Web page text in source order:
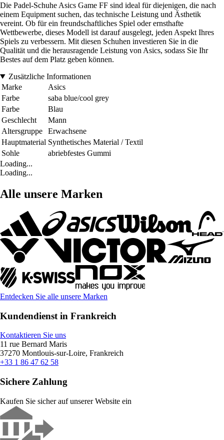
Die Padel-Schuhe Asics Game FF sind ideal für diejenigen, die nach
einem Equipment suchen, das technische Leistung und Ästhetik
vereint. Ob für ein freundschaftliches Spiel oder ernsthafte
Wettbewerbe, dieses Modell ist darauf ausgelegt, jeden Aspekt Ihres
Spiels zu verbessern. Mit diesen Schuhen investieren Sie in die
Qualität und die herausragende Leistung von Asics, sodass Sie Ihr
Bestes auf dem Platz geben können.
Zusätzliche Informationen
Marke
Asics
Farbe
saba blue/cool grey
Farbe
Blau
Geschlecht
Mann
Altersgruppe
Erwachsene
Hauptmaterial Synthetisches Material / Textil
Sohle
abriebfestes Gummi
Loading...
Loading...
Alle unsere Marken
Entdecken Sie alle unsere Marken
Kundendienst in Frankreich
Kontaktieren Sie uns
11 rue Bernard Maris
37270 Montlouis-sur-Loire, Frankreich
+33 1 86 47 62 58
Sichere Zahlung
Kaufen Sie sicher auf unserer Website ein